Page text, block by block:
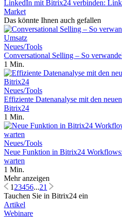
LinkedIn mit Bitrix24 verbinden:
Market
Das könnte Ihnen auch gefallen
Neues/Tools
Conversational Selling – So
1 Min.
Neues/Tools
Effiziente Datenanalyse mit den
Bitrix24
1 Min.
Neues/Tools
Neue Funktion in Bitrix24
warten
1 Min.
Mehr anzeigen
123456...21
Tauchen Sie in Bitrix24 ein
Artikel
Webinare